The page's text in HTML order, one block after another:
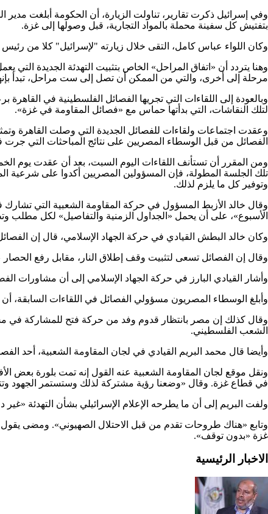
وفي إسرائيل ذكرت تقارير، تناولت الزيارة، أن الحكومة أبلغت
بتفتيش كل سفينة محملة بالمواد التجارية، قبل وصولها إلى غزة.
وكان اللواء عباس كامل، التقى خلال زيارته "لإسرائيل" كلا من
وهنا يتردد أن «اتفاق المراحل» الخاص بتثبيت التهدئة الجديدة
مرحلة إلى أخرى، والتي من الممكن أن تصل إلى ست مراحل، تبدأ
وبالعودة إلى اللقاءات التي تجريها الفصائل الفلسطينية في
لتلك النقاشات، التي بدأتها حماس مع «فصائل المقاومة في غزة».
وعقدت اجتماعات ولقاءات للفصائل الجديدة التي وصلت القاهرة
الفصائل من قبل الوسطاء المصريين على نتائج المباحثات التي جرت
ومن المقرر أن تستأنف اللقاءات اليوم السبت، بعد أن عقدت
تلك الجلسة المطولة، فإن المسؤولين المصريين أكدوا على شرعية
وتوفير كل ما يلزم لذلك.
وقال خالد الأزبط المسؤول في حركة المقاومة الشعبية التي تشارك
الأسبوع»، على أن يحمل «الجداول الزمنية والتفاصيل» لكل مطلب
وكان خالد البطش القيادي في حركة الجهاد الإسلامي، قال إن
وقال إن الفصائل تسعى لتثبيت وقف إطلاق النار، مقابل رفع
وأشار القيادي البارز في حركة الجهاد الإسلامي إلى أن مشاورات
وأبلغ الوسطاء المصريون مسؤولي الفصائل في اللقاءات السابقة،
وقال كذلك إن مصر بانتظار قدوم وفد من حركة فتح للمشاركة في
الشعب الفلسطيني.
وأيضا قال محمد البريم القيادي في لجان المقاومة الشعبية، أحد
ونقل موقع لجان المقاومة الشعبية عنه القول إنه تمت بلورة بعض
في قطاع غزة. وقال «وضعنا رؤية مشتركة لذلك وستستمر الجهود
ولفت البريم إلى أن ما يطرحه الإعلام الإسرائيلي بشأن التهدئة
وتابع «هناك طروحات تقدم من قبل الاحتلال الصهيوني». ومضى
غزة «بدون توقف».
الاخبار الرئيسية